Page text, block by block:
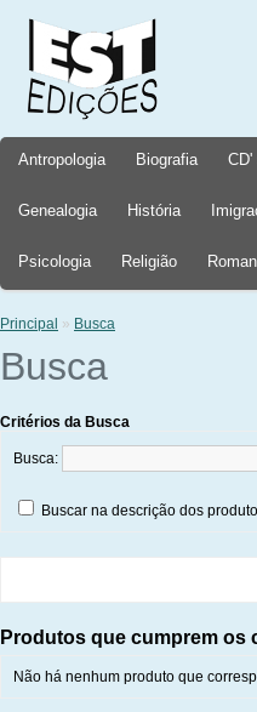
Antropologia Biografia CD'
Genealogia História
Psicologia Religião
Principal » Busca
Busca
Critérios da Busca
Busca:
Buscar na descrição dos
Produtos que cumprem os
Não há nenhum produto que